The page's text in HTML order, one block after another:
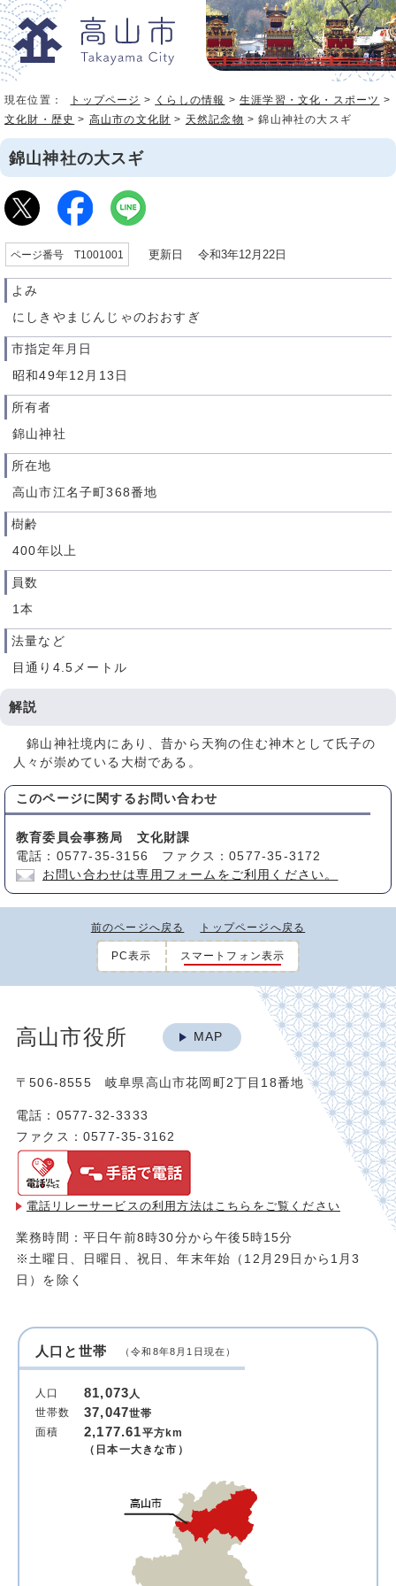
現在位置： トップページ > くらしの情報 >生涯学習・文化・スポーツ >
文化財・歴史 > 高山市の文化財 > 天然記念物 > 錦山神社の大スギ
錦山神社の大スギ
ページ番号 T1001001 更新日 令和3年12月22日
よみ
にしきやまじんじゃのおおすぎ
市指定年月日
昭和49年12月13日
所有者
錦山神社
所在地
高山市江名子町368番地
樹齢
400年以上
員数
1本
法量など
目通り4.5メートル
解説
錦山神社境内にあり、昔から天狗の住む神木として氏子の
人々が崇めている大樹である。
このページに関する お問い合わせ
教育委員会事務局 文化財課
電話：0577-35-3156 ファクス：0577-35-3172
お問い合わせは専用フォームをご利用ください。
前のページへ戻る トップページへ戻る
PC表示 スマートフォン表示
高山市役所 MAP
〒506-8555 岐阜県高山市花岡町2丁目18番地
電話：0577-32-3333
ファクス：0577-35-3162
電話リレーサービスの利用方法は こちらをご覧ください
業務時間：平日午前8時30分から午後5時15分
※土曜日、日曜日、祝日、年末年始（12月29日から1月3
日）を除く
人口と世帯 （令和8年8月1日現在）
人口 81,073人
世帯数
37,047世帯
面積
2,177.61平方km
（日本一大きな市）